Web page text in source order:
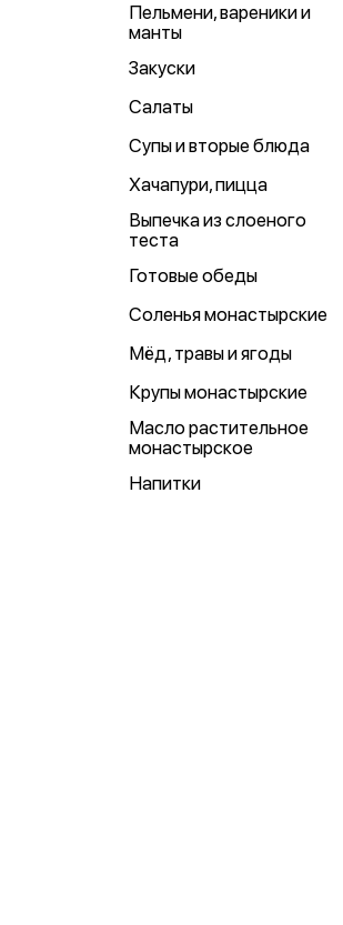
Пельмени, вареники и
манты
Закуски
Салаты
Супы и вторые блюда
Хачапури, пицца
Выпечка из слоеного
теста
Готовые обеды
Соленья монастырские
Мёд, травы и ягоды
Крупы монастырские
Масло растительное
монастырское
Напитки